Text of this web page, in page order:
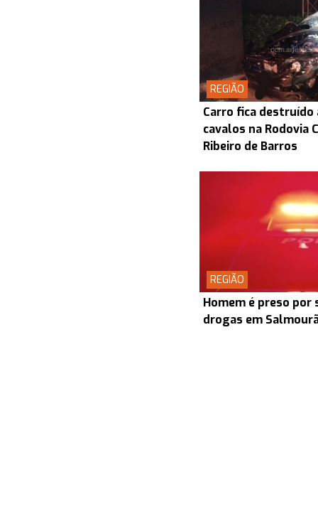
REGIÃO
Carro fica
cavalos na Rodovia
Ribeiro de Barros
REGIÃO
Homem é preso
drogas em